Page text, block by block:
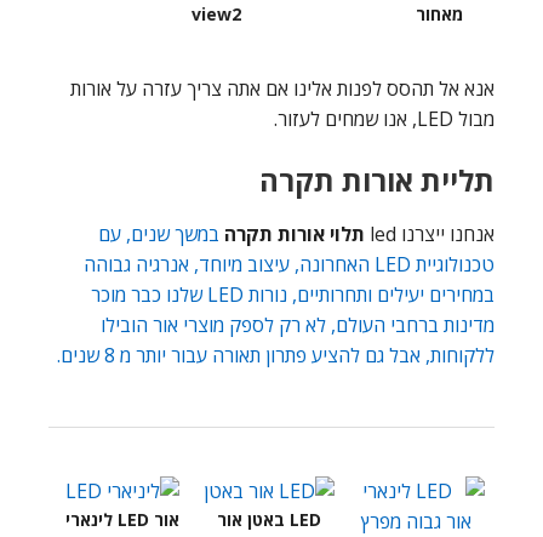
view2
מאחור
אנא אל תהסס לפנות אלינו אם אתה צריך עזרה על אורות
מבול LED, אנו שמחים לעזור.
תליית אורות תקרה
אנחנו ייצרנו led תלוי אורות תקרה במשך שנים, עם
טכנולוגיית LED האחרונה, עיצוב מיוחד, אנרגיה גבוהה
במחירים יעילים ותחרותיים, נורות LED שלנו כבר מוכר
מדינות ברחבי העולם, לא רק לספק מוצרי אור הובילו
ללקוחות, אבל גם להציע פתרון תאורה עבור יותר מ 8 שנים.
אור LED לינארי
LED באטן אור